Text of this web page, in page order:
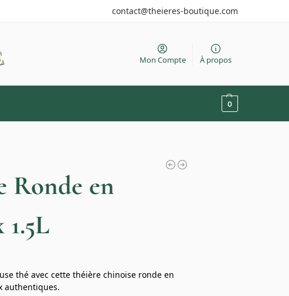
contact@theieres-boutique.com
Mon Compte À propos
0
Ronde en
thé avec cette théière chinoise ronde en
authentiques.